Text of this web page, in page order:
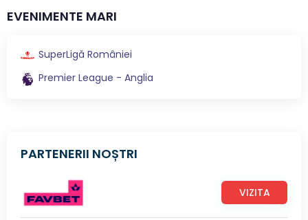
EVENIMENTE MARI
SuperLigă României
Premier League - Anglia
PARTENERII NOȘTRI
VIZITA